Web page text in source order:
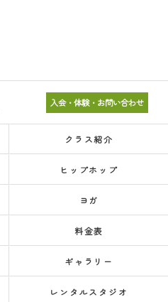
入会・体験・お問い合わせ
クラス紹介
ヒップホップ
ヨガ
料金表
ギャラリー
レンタルスタジオ